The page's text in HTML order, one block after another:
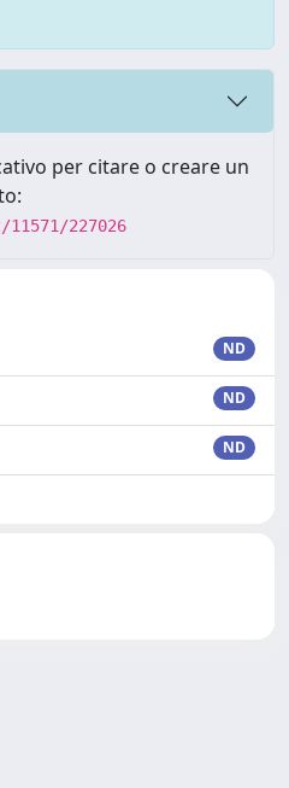
per citare o creare un
227026
ND
ND
ND